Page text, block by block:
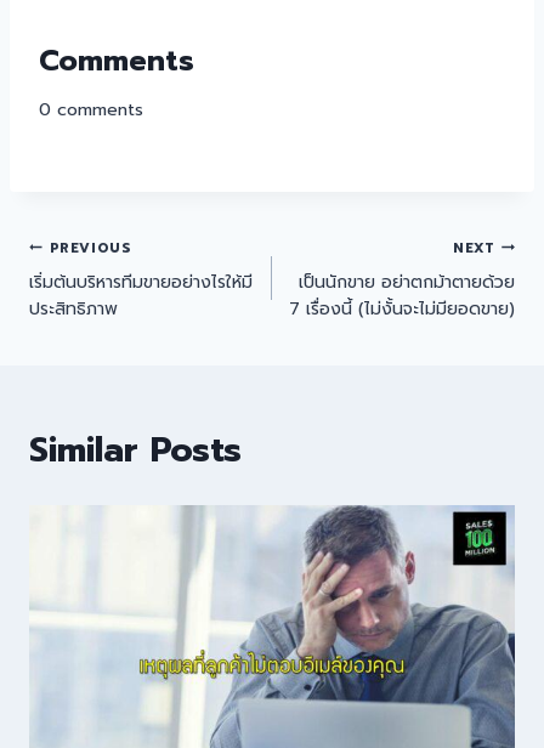
Comments
0 comments
PREVIOUS
เริ่มต้นบริหารทีมขายอย่างไรให้มี
ประสิทธิภาพ
NEXT
เป็นนักขาย อย่าตกม้าตายด้วย
7 เรื่องนี้ (ไม่งั้นจะไม่มียอดขาย)
Similar Posts